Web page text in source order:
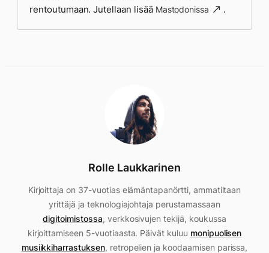
rentoutumaan. Jutellaan lisää Mastodonissa .
Rolle Laukkarinen
Kirjoittaja on 37-vuotias elämäntapanörtti, ammatiltaan
yrittäjä ja teknologiajohtaja perustamassaan
digitoimistossa, verkkosivujen tekijä, koukussa
kirjoittamiseen 5-vuotiaasta. Päivät kuluu monipuolisen
musiikkiharrastuksen, retropelien ja koodaamisen parissa,